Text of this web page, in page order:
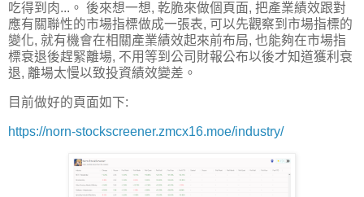
吃得到肉...。 後來想一想, 乾脆來做個頁面, 把產業績效跟對
應有關聯性的市場指標做成一張表, 可以先觀察到市場指標的
變化, 就有機會在相關產業績效起來前布局, 也能夠在市場指
標衰退後趕緊離場, 不用等到公司財報公布以後才知道獲利衰
退, 離場太慢以致投資績效變差。
目前做好的頁面如下:
https://norn-stockscreener.zmcx16.moe/industry/